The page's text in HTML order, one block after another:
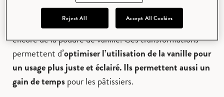
Ces produits se présentent sous diverses formes.
NOROHY propose ainsi des extraits, des pâtes ou
encore de la poudre de vanille. Ces transformations
permettent d’optimiser l’utilisation de la vanille pour
un usage plus juste et éclairé.Ils permettent aussi un
gain de tempspour les pâtissiers.
Reject All Accept All Cookies